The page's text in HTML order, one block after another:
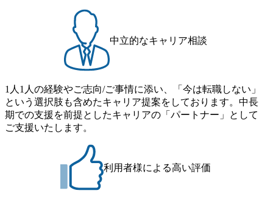
流工程、先端技術を学べる環境 【コンサルファーム経験
者】 ・専門領域に軸足を置きながら、他領域にもチャレン
ジできる環境 ・タイトルアップでのオファー ・現職ファー
ムより高いオファー年収 ・実力主義でプロモーションでき
る（ダブルスキップもあり） ・週に1度のアサインｍｔｇで
果、なりたいキャリアを反映できるｐｊにアサインしても
らえる ・シンプレクスというテクノロジーに強い部隊がい
るため、エンジニアの視点からも協業しクライアントへ価
値提供できる ・デリバリー中心の案件もあればセールス中
心の案件もあり、個々の裁量や得意領域に合わせた売り上
げの立て方を選べる ここ1年で社員数60名⇒100名超、売上
今期18億円⇒来期30億円（いずれも約170％アップ）と急成
長中のファームである また、成長中ファームのため優秀な
上司の近くで働けるチャンスも多い(ボストン・コンサルテ
度など】 独身寮：富山事業所の近くに、白風寮と青風寮の2
つの寮があり、以下の入居基準を満たす方が入居可能で
す。 ＜入居基準＞ ・満33歳までの独身者 ・自宅から勤務地
までの通勤総時間が2時間を超えること 住宅手当： 本社の
近くには独身寮や社宅等が無いため、条件を満たす方には
住宅手当を支給します。 また、独身寮は男性のみの入居と
なるため、入居基準を満たす女性には住宅手当を支給しま
す。 住宅手当は、一般賃貸物件を従業員が契約し、規程で
定める金額を会社が支払います。 その他： 採用時や転勤等
による引っ越し費用は、会社が負担します。 2026年8月18日
(火) 19:00～20:00 2026年8月13日(木) 16:00 応募をご検討され
ている方を対象に、会社説明会を実施予定です。 ● 求人名
・【富山】半導体製造装置の生産エンジニア(製造・生産工
程の管理業務) ※主任候補・リーダークラス ・【砺波】半
導体製造装置の生産エンジニア(製造・生産工程の管理業務)
中立的なキャリア相談
1人1人の経験やご志向/ご事情に添い、「今は転職しない」
という選択肢も含めたキャリア提案をしております。中長
期での支援を前提としたキャリアの「パートナー」として
ご支援いたします。
利用者様による高い評価